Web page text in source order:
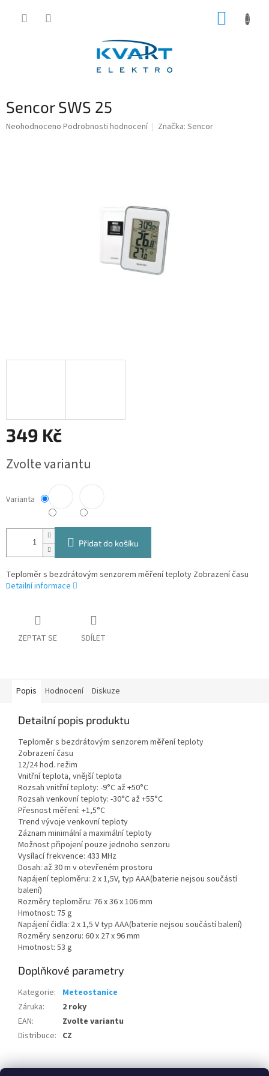
Sencor SWS 25
Průměrné
Neohodnoceno Podrobnosti hodnocení Značka: Sencor
349 Kč
cena:
Zvolte variantu
Varianta
Přidat do košíku
Teploměr s bezdrátovým senzorem měření teploty Zobrazení času
Detailní informace
ZEPTAT SE SDÍLET
Popis Hodnocení Diskuze
Detailní popis produktu
Teploměr s bezdrátovým senzorem měření teploty
Zobrazení času
12/24 hod. režim
Vnitřní teplota, vnější teplota
Rozsah vnitřní teploty: -9°C až +50°C
Rozsah venkovní teploty: -30°C až +55°C
Přesnost měření: +1,5°C
Trend vývoje venkovní teploty
Záznam minimální a maximální teploty
Možnost připojení pouze jednoho senzoru
Vysílací frekvence: 433 MHz
Dosah: až 30 m v otevřeném prostoru
Napájení teploměru: 2 x 1,5V, typ AAA(baterie nejsou součástí
balení)
Rozměry teploměru: 76 x 36 x 106 mm
Hmotnost: 75 g
Napájení čidla: 2 x 1,5 V typ AAA(baterie nejsou součástí balení)
Rozměry senzoru: 60 x 27 x 96 mm
Hmotnost: 53 g
Doplňkové parametry
Kategorie:
Meteostanice
Záruka:
2 roky
EAN:
Zvolte variantu
Distribuce: CZ
Z